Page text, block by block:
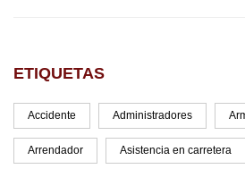
ETIQUETAS
Accidente Administradores
Arrendador Asistencia en carretera